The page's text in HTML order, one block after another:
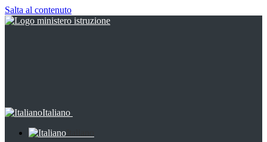
Salta al contenuto
Italiano